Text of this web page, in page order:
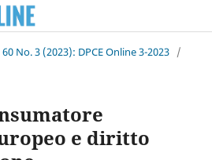
No. 3 (2023): DPCE Online 3-2023 /
e diritto